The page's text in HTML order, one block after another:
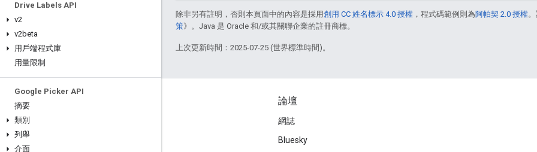
Drive Labels API
v2
v2beta
用戶端程式庫
用量限制
Google Picker API
摘要
類別
列舉
介面
除非另有註明，否則本頁面中的內容是採用創用 CC 姓名標示 4.0 授權 ，程式碼範例則為阿帕契 2.0 授權
策》。Java 是 Oracle 和/或其關聯企業的註冊商標。
上次更新時間：2025-07-25 (世界標準時間)。
互動交流
Google Developer Program
Google Developer Groups
論壇
網誌
Bluesky